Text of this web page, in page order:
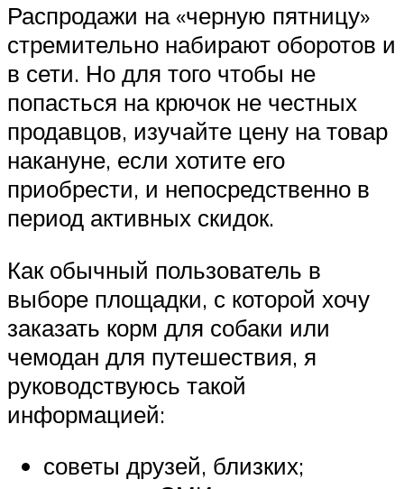
Распродажи на «черную пятницу»
стремительно набирают оборотов и
в сети. Но для того чтобы не
попасться на крючок не честных
продавцов, изучайте цену на товар
накануне, если хотите его
приобрести, и непосредственно в
период активных скидок.
Как обычный пользователь в
выборе площадки, с которой хочу
заказать корм для собаки или
чемодан для путешествия, я
руководствуюсь такой
информацией:
советы друзей, близких;